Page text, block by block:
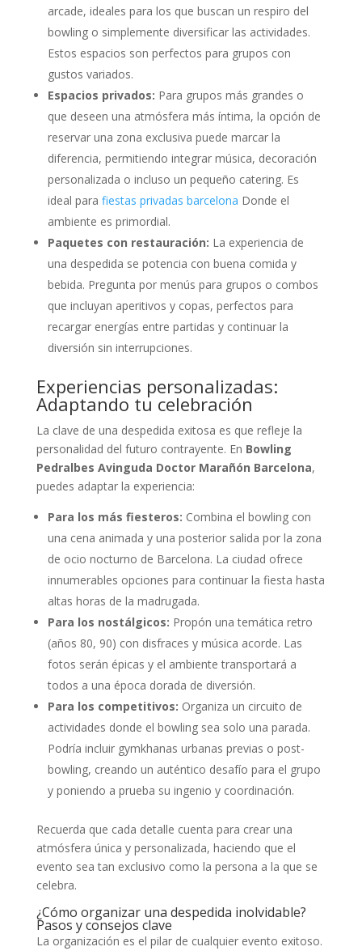
arcade, ideales para los que buscan un respiro del
bowling o simplemente diversificar las actividades.
Estos espacios son perfectos para grupos con
gustos variados.
Espacios privados: Para grupos más grandes o
que deseen una atmósfera más íntima, la opción de
reservar una zona exclusiva puede marcar la
diferencia, permitiendo integrar música, decoración
personalizada o incluso un pequeño catering. Es
ideal para fiestas privadas barcelona Donde el
ambiente es primordial.
Paquetes con restauración: La experiencia de
una despedida se potencia con buena comida y
bebida. Pregunta por menús para grupos o combos
que incluyan aperitivos y copas, perfectos para
recargar energías entre partidas y continuar la
diversión sin interrupciones.
Experiencias personalizadas:
Adaptando tu celebración
La clave de una despedida exitosa es que refleje la
personalidad del futuro contrayente. En Bowling
Pedralbes Avinguda Doctor Marañón Barcelona,
puedes adaptar la experiencia:
Para los más fiesteros: Combina el bowling con
una cena animada y una posterior salida por la zona
de ocio nocturno de Barcelona. La ciudad ofrece
innumerables opciones para continuar la fiesta hasta
altas horas de la madrugada.
Para los nostálgicos: Propón una temática retro
(años 80, 90) con disfraces y música acorde. Las
fotos serán épicas y el ambiente transportará a
todos a una época dorada de diversión.
Para los competitivos: Organiza un circuito de
actividades donde el bowling sea solo una parada.
Podría incluir gymkhanas urbanas previas o post-
bowling, creando un auténtico desafío para el grupo
y poniendo a prueba su ingenio y coordinación.
Recuerda que cada detalle cuenta para crear una
atmósfera única y personalizada, haciendo que el
evento sea tan exclusivo como la persona a la que se
celebra.
¿Cómo organizar una despedida inolvidable?
Pasos y consejos clave
La organización es el pilar de cualquier evento exitoso.